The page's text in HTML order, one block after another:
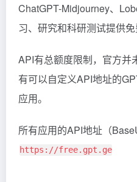
ChatGPT-Midjourney、
习、研究和科研测试提供免
API有总额度限制，官方并
有可以自定义API地址的
应用。
所有应用的API地址（
https://free.gpt.ge